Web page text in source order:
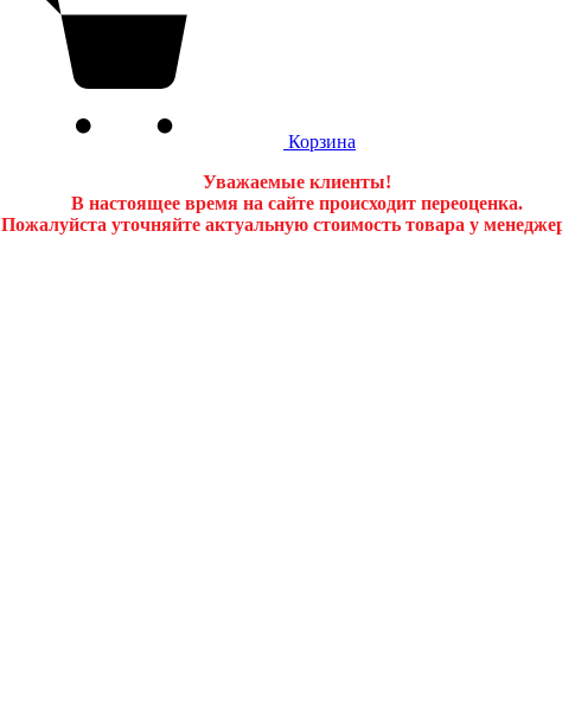
Корзина
Уважаемые клиенты!
В настоящее время на сайте происходит переоценка.
Пожалуйста уточняйте актуальную стоимость товара у